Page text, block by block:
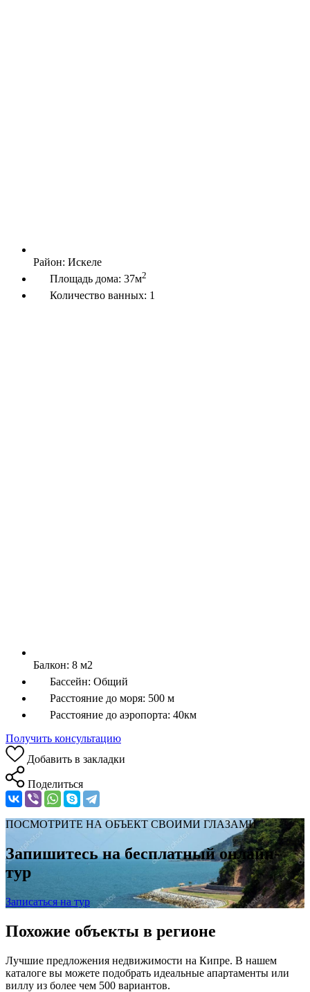
Район: Искеле
Площадь дома: 37м2
Количество ванных: 1
Балкон: 8 м2
Бассейн: Общий
Расстояние до моря: 500 м
Расстояние до аэропорта: 40км
Получить консультацию
Добавить в закладки
Поделиться
ПОСМОТРИТЕ НА ОБЪЕКТ СВОИМИ ГЛАЗАМИ
Запишитесь на бесплатный онлайн-
тур
Записаться на тур
Похожие объекты в регионе
Лучшие предложения недвижимости на Кипре. В нашем
каталоге вы можете подобрать идеальные апартаменты или
виллу из более чем 500 вариантов.